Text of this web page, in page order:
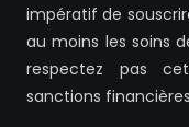
impératif de
au moins les soins
respectez pas
sanctions